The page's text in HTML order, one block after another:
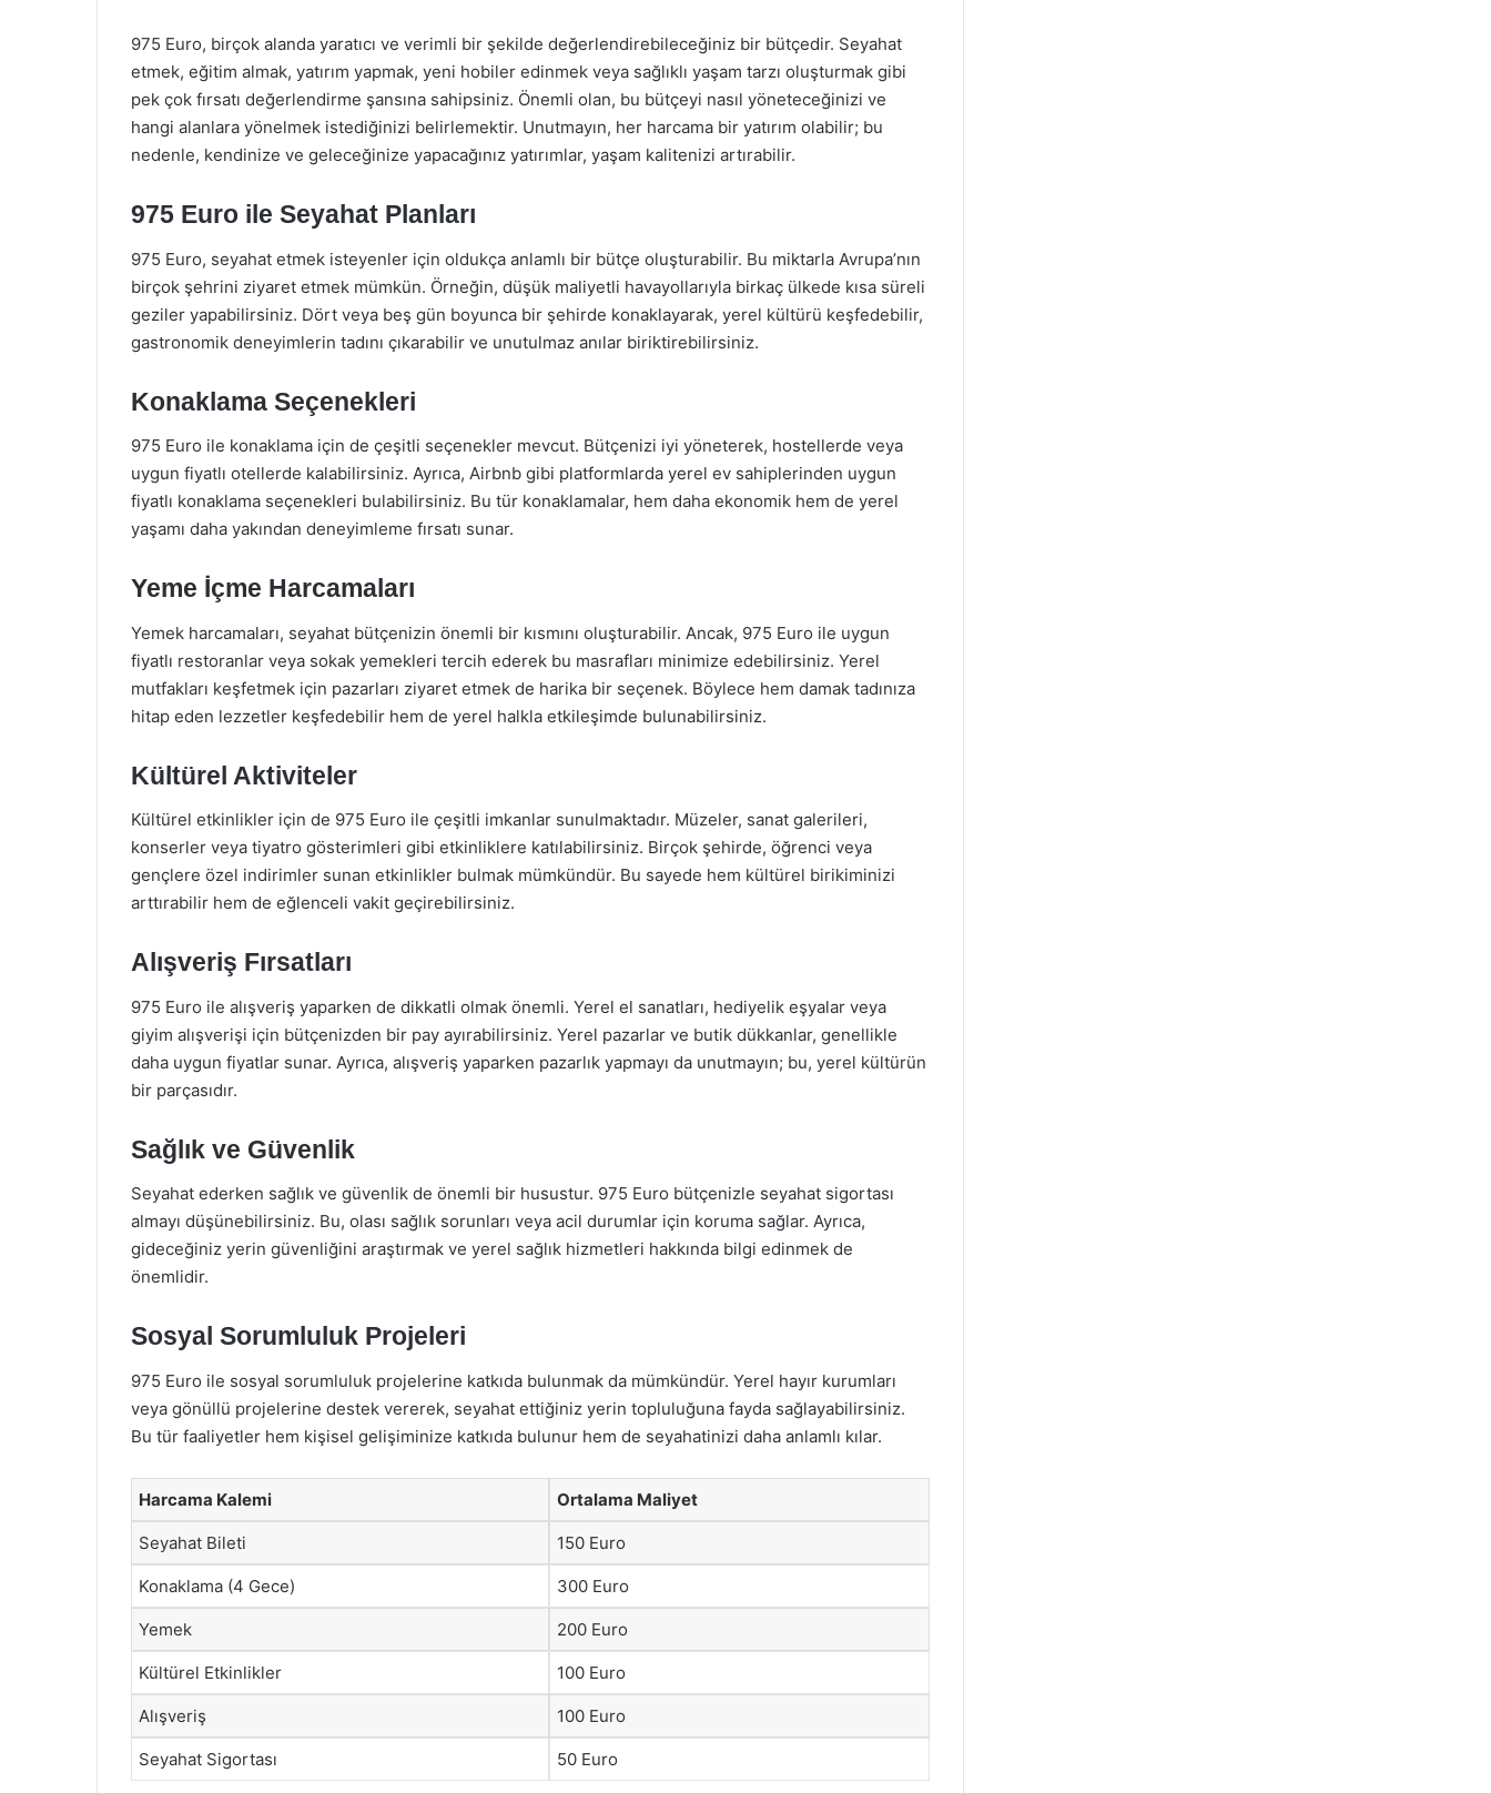
975 Euro, birçok alanda yaratıcı ve verimli bir şekilde değerlendirebileceğiniz bir bütçedir. Seyahat
etmek, eğitim almak, yatırım yapmak, yeni hobiler edinmek veya sağlıklı yaşam tarzı oluşturmak gibi
pek çok fırsatı değerlendirme şansına sahipsiniz. Önemli olan, bu bütçeyi nasıl yöneteceğinizi ve
hangi alanlara yönelmek istediğinizi belirlemektir. Unutmayın, her harcama bir yatırım olabilir; bu
nedenle, kendinize ve geleceğinize yapacağınız yatırımlar, yaşam kalitenizi artırabilir.
975 Euro ile Seyahat Planları
975 Euro, seyahat etmek isteyenler için oldukça anlamlı bir bütçe oluşturabilir. Bu miktarla Avrupa’nın
birçok şehrini ziyaret etmek mümkün. Örneğin, düşük maliyetli havayollarıyla birkaç ülkede kısa süreli
geziler yapabilirsiniz. Dört veya beş gün boyunca bir şehirde konaklayarak, yerel kültürü keşfedebilir,
gastronomik deneyimlerin tadını çıkarabilir ve unutulmaz anılar biriktirebilirsiniz.
Konaklama Seçenekleri
975 Euro ile konaklama için de çeşitli seçenekler mevcut. Bütçenizi iyi yöneterek, hostellerde veya
uygun fiyatlı otellerde kalabilirsiniz. Ayrıca, Airbnb gibi platformlarda yerel ev sahiplerinden uygun
fiyatlı konaklama seçenekleri bulabilirsiniz. Bu tür konaklamalar, hem daha ekonomik hem de yerel
yaşamı daha yakından deneyimleme fırsatı sunar.
Yeme İçme Harcamaları
Yemek harcamaları, seyahat bütçenizin önemli bir kısmını oluşturabilir. Ancak, 975 Euro ile uygun
fiyatlı restoranlar veya sokak yemekleri tercih ederek bu masrafları minimize edebilirsiniz. Yerel
mutfakları keşfetmek için pazarları ziyaret etmek de harika bir seçenek. Böylece hem damak tadınıza
hitap eden lezzetler keşfedebilir hem de yerel halkla etkileşimde bulunabilirsiniz.
Kültürel Aktiviteler
Kültürel etkinlikler için de 975 Euro ile çeşitli imkanlar sunulmaktadır. Müzeler, sanat galerileri,
konserler veya tiyatro gösterimleri gibi etkinliklere katılabilirsiniz. Birçok şehirde, öğrenci veya
gençlere özel indirimler sunan etkinlikler bulmak mümkündür. Bu sayede hem kültürel birikiminizi
arttırabilir hem de eğlenceli vakit geçirebilirsiniz.
Alışveriş Fırsatları
975 Euro ile alışveriş yaparken de dikkatli olmak önemli. Yerel el sanatları, hediyelik eşyalar veya
giyim alışverişi için bütçenizden bir pay ayırabilirsiniz. Yerel pazarlar ve butik dükkanlar, genellikle
daha uygun fiyatlar sunar. Ayrıca, alışveriş yaparken pazarlık yapmayı da unutmayın; bu, yerel kültürün
bir parçasıdır.
Sağlık ve Güvenlik
Seyahat ederken sağlık ve güvenlik de önemli bir husustur. 975 Euro bütçenizle seyahat sigortası
almayı düşünebilirsiniz. Bu, olası sağlık sorunları veya acil durumlar için koruma sağlar. Ayrıca,
gideceğiniz yerin güvenliğini araştırmak ve yerel sağlık hizmetleri hakkında bilgi edinmek de
önemlidir.
Sosyal Sorumluluk Projeleri
975 Euro ile sosyal sorumluluk projelerine katkıda bulunmak da mümkündür. Yerel hayır kurumları
veya gönüllü projelerine destek vererek, seyahat ettiğiniz yerin topluluğuna fayda sağlayabilirsiniz.
Bu tür faaliyetler hem kişisel gelişiminize katkıda bulunur hem de seyahatinizi daha anlamlı kılar.
Harcama Kalemi Ortalama Maliyet
Seyahat Bileti 150 Euro
Konaklama (4 Gece) 300 Euro
Yemek 200 Euro
Kültürel Etkinlikler 100 Euro
Alışveriş 100 Euro
Seyahat Sigortası 50 Euro